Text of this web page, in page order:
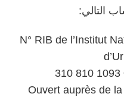
التالي:
: N° RIB de l’Institut
310 810 1093
Ouvert auprès de